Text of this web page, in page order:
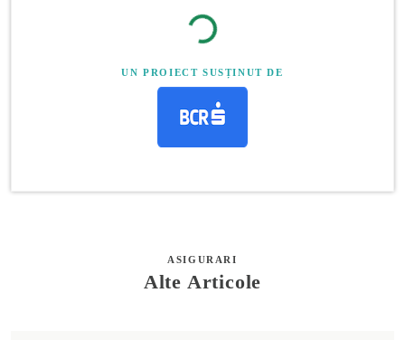
UN PROIECT SUSȚINUT DE
ASIGURARI
Alte Articole